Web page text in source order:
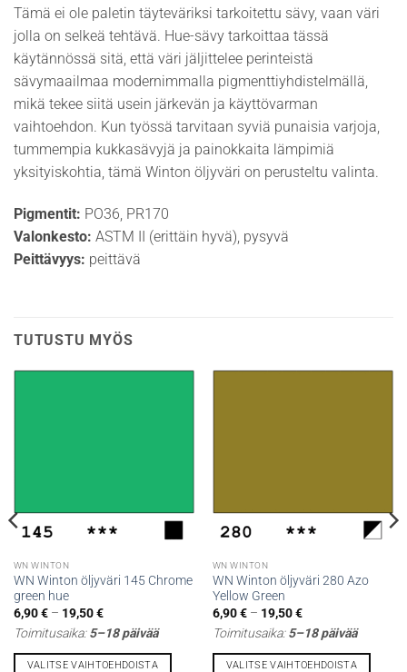
Tämä ei ole paletin täyteväriksi tarkoitettu sävy, vaan väri
jolla on selkeä tehtävä. Hue-sävy tarkoittaa tässä
käytännössä sitä, että väri jäljittelee perinteistä
sävymaailmaa modernimmalla pigmenttiyhdistelmällä,
mikä tekee siitä usein järkevän ja käyttövarman
vaihtoehdon. Kun työssä tarvitaan syviä punaisia varjoja,
tummempia kukkasävyjä ja painokkaita lämpimiä
yksityiskohtia, tämä Winton öljyväri on perusteltu valinta.
Pigmentit: PO36, PR170
Valonkesto: ASTM II (erittäin hyvä), pysyvä
Peittävyys: peittävä
TUTUSTU MYÖS
WN WINTON
WN Winton öljyväri 145 Chrome
green hue
6,90€ – 19,50€Hintaluokka:
-
Toimitusaika:5–18 päivää
VALITSE VAIHTOEHDOISTA
WN WINTON
WN Winton öljyväri 280 Azo
Yellow Green
6,90€ – 19,50€Hintaluokka:
-
Toimitusaika:5–18 päivää
VALITSE VAIHTOEHDOISTA